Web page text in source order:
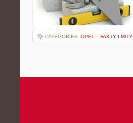
CATEGORIES: OPEL – FAKTY I MITY